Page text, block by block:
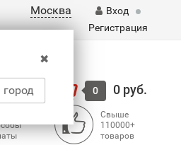
Москва
✖
Вход
Регистрация
0 0 руб.
Свыше
110000+
товаров